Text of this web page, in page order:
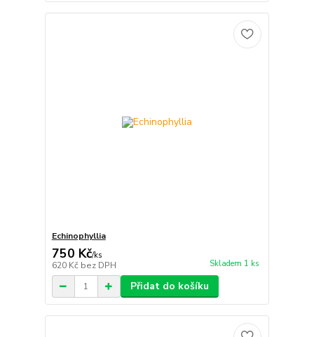
Echinophyllia
750 Kč/ks
620 Kč bez DPH Skladem 1 ks
Přidat do košíku